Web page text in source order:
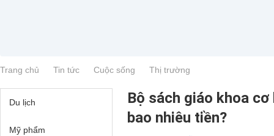
Trang chủ Tin tức Cuộc sống Thị trường
Du lịch
Mỹ phẩm
Bộ sách giáo khoa
bao nhiêu tiền?